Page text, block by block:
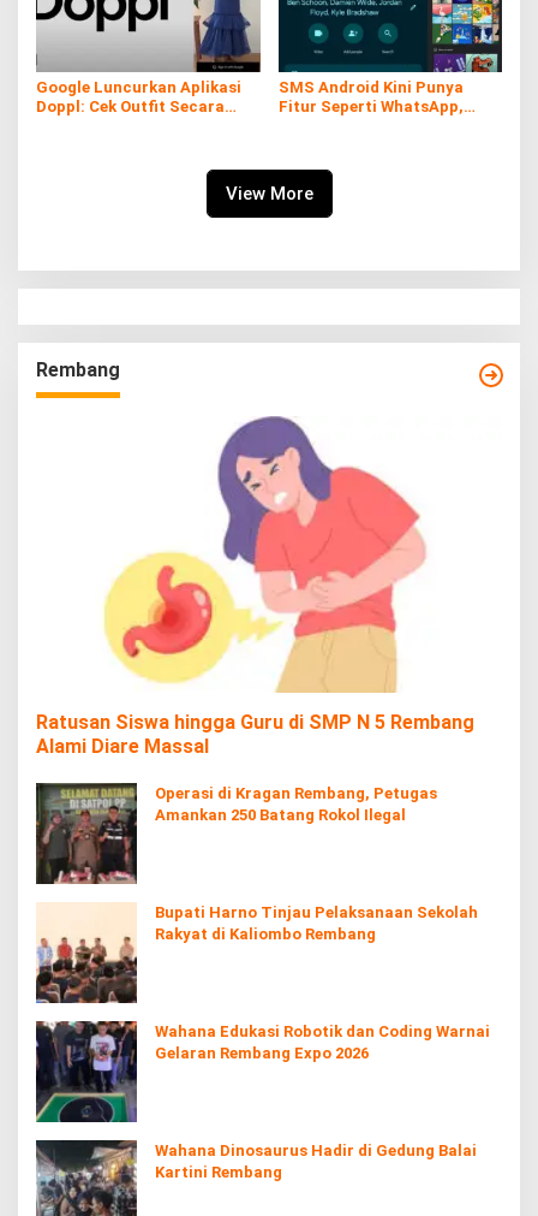
Google Luncurkan Aplikasi
Doppl: Cek Outfit Secara
SMS Android Kini Punya
Fitur Seperti WhatsApp,
View More
Rembang
Ratusan Siswa hingga Guru di SMP N 5 Rembang
Alami Diare Massal
Operasi di Kragan Rembang, Petugas
Amankan 250 Batang Rokol Ilegal
Bupati Harno Tinjau Pelaksanaan Sekolah
Rakyat di Kaliombo Rembang
Wahana Edukasi Robotik dan Coding Warnai
Gelaran Rembang Expo 2026
Wahana Dinosaurus Hadir di Gedung Balai
Kartini Rembang